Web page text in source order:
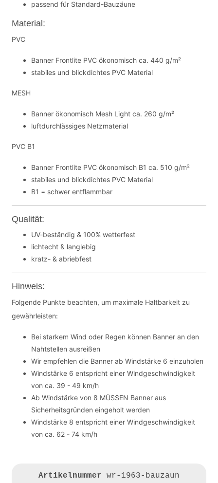
passend für Standard-Bauzäune
Material:
PVC
Banner Frontlite PVC ökonomisch ca. 440 g/m²
stabiles und blickdichtes PVC Material
MESH
Banner ökonomisch Mesh Light ca. 260 g/m²
luftdurchlässiges Netzmaterial
PVC B1
Banner Frontlite PVC ökonomisch B1 ca. 510 g/m²
stabiles und blickdichtes PVC Material
B1 = schwer entflammbar
Qualität:
UV-beständig & 100% wetterfest
lichtecht & langlebig
kratz- & abriebfest
Hinweis:
Folgende Punkte beachten, um maximale Haltbarkeit zu
gewährleisten:
Bei starkem Wind oder Regen können Banner an den
Nahtstellen ausreißen
Wir empfehlen die Banner ab Windstärke 6 einzuholen
Windstärke 6 entspricht einer Windgeschwindigkeit
von ca. 39 - 49 km/h
Ab Windstärke von 8 MÜSSEN Banner aus
Sicherheitsgründen eingeholt werden
Windstärke 8 entspricht einer Windgeschwindigkeit
von ca. 62 - 74 km/h
Artikelnummer wr-1963-bauzaun